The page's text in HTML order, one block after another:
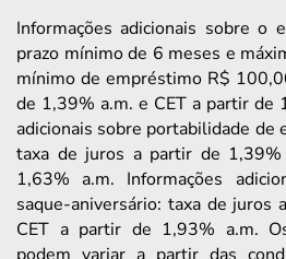
Informações adicionais sobre o
prazo mínimo de 6 meses e
mínimo de empréstimo R$
de 1,39% a.m. e CET a partir de
adicionais sobre portabilidade de
taxa de juros a partir de
1,63% a.m. Informações
saque-aniversário: taxa de juros
CET a partir de 1,93% a.m.